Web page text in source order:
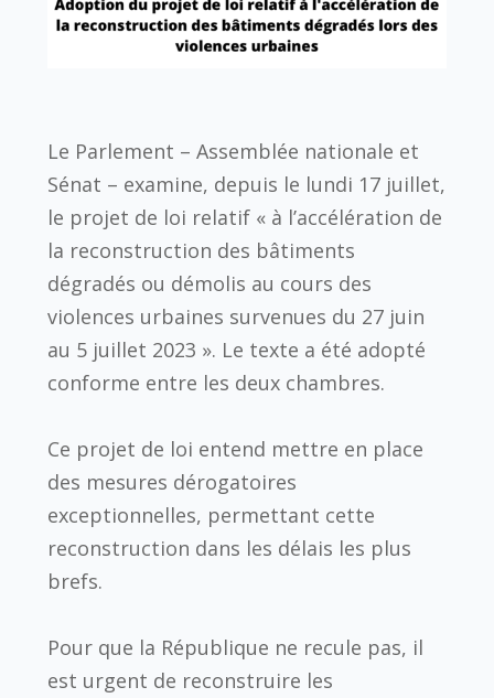
Le Parlement – Assemblée nationale et
Sénat – examine, depuis le lundi 17 juillet,
le projet de loi relatif « à l’accélération de
la reconstruction des bâtiments
dégradés ou démolis au cours des
violences urbaines survenues du 27 juin
au 5 juillet 2023 ». Le texte a été adopté
conforme entre les deux chambres.
Ce projet de loi entend mettre en place
des mesures dérogatoires
exceptionnelles, permettant cette
reconstruction dans les délais les plus
brefs.
Pour que la République ne recule pas, il
est urgent de reconstruire les